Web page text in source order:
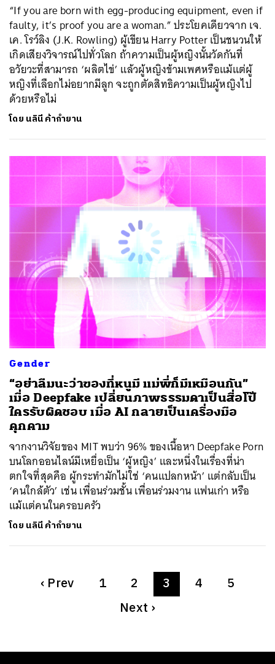
“If you are born with egg-producing equipment, even if
faulty, it’s proof you are a woman.” ประโยคเดียวจาก เจ.
เค. โรว์ลิง (J.K. Rowling) ผู้เขียน Harry Potter เป็นชนวนให้
เกิดเสียงวิจารณ์ไปทั่วโลก ถ้าความเป็นผู้หญิงนั้นวัดกันที่
อวัยวะที่สามารถ ‘ผลิตไข่’ แล้วผู้หญิงข้ามเพศหรือแม้แต่ผู้
หญิงที่เลือกไม่อยากมีลูก จะถูกตัดสิทธิความเป็นผู้หญิงไป
ด้วยหรือไม่
โดย นลินี ค้ากำยาน
Gender
“อย่าลืมนะว่าของที่หนูมี แม่พี่ก็มีเหมือนกัน”
เมื่อ Deepfake เปลี่ยนภาพธรรมดาเป็นสื่อโป๊
ใครรับผิดชอบ เมื่อ AI กลายเป็นเครื่องมือ
คุกคาม
จากงานวิจัยของ MIT พบว่า 96% ของเนื้อหา Deepfake Porn
บนโลกออนไลน์มีเหยื่อเป็น ‘ผู้หญิง’ และหนึ่งในเรื่องที่น่า
ตกใจที่สุดคือ ผู้กระทำมักไม่ใช่ ‘คนแปลกหน้า’ แต่กลับเป็น
‘คนใกล้ตัว’ เช่น เพื่อนร่วมชั้น เพื่อนร่วมงาน แฟนเก่า หรือ
แม้แต่คนในครอบครัว
โดย นลินี ค้ากำยาน
‹ Prev 1 2 3 4
5
Next ›